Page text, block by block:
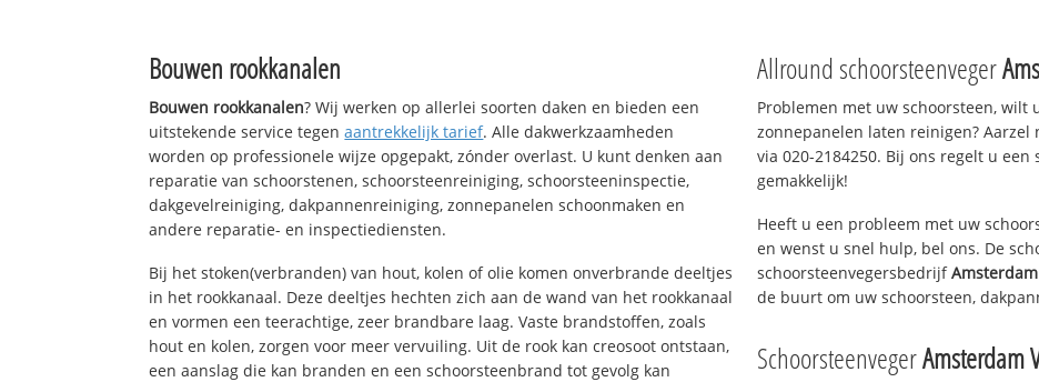
Bouwen rookkanalen
Bouwen rookkanalen? Wij werken op allerlei soorten daken en bieden een
uitstekende service tegenaantrekkelijk tarief. Alle dakwerkzaamheden
worden op professionele wijze opgepakt, zónder overlast. U kunt denken aan
reparatie van schoorstenen, schoorsteenreiniging, schoorsteeninspectie,
dakgevelreiniging, dakpannenreiniging, zonnepanelen schoonmaken en
andere reparatie- en inspectiediensten.
Bij het stoken(verbranden) van hout, kolen of olie komen onverbrande deeltjes
in het rookkanaal. Deze deeltjes hechten zich aan de wand van het rookkanaal
en vormen een teerachtige, zeer brandbare laag. Vaste brandstoffen, zoals
hout en kolen, zorgen voor meer vervuiling. Uit de rook kan creosoot ontstaan,
een aanslag die kan branden en een schoorsteenbrand tot gevolg kan
Allround schoorsteenveger
Problemen met uw schoorsteen, wilt
zonnepanelen laten reinigen?
via 020-2184250. Bij ons regelt u
gemakkelijk!
Heeft u een probleem met uw
en wenst u snel hulp, bel ons. De
schoorsteenvegersbedrijf
de buurt om uw schoorsteen,
SchoorsteenvegerAmsterdam